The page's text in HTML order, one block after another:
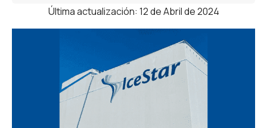
Última actualización: 12 de Abril de 2024